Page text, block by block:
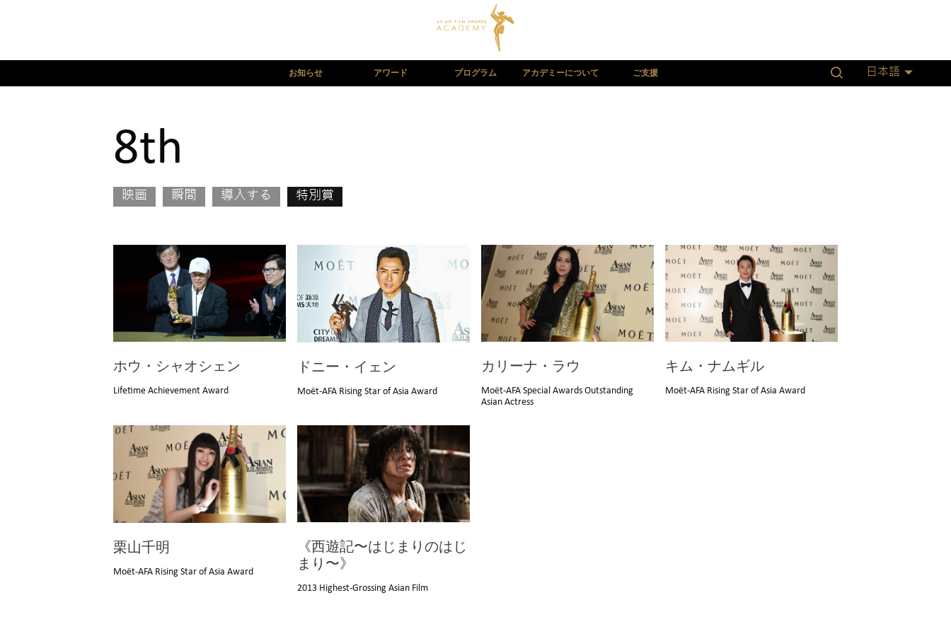
お知らせ アワード プログラム アカデミーについて ご支援 日本語
8th
映画 瞬間 導入する 特別賞
ホウ・シャオシェン
Lifetime Achievement Award
ドニー・イェン
Moët-AFA Rising Star of Asia Award
カリーナ・ラウ
Moët-AFA Special Awards Outstanding
Asian Actress
キム・ナムギル
Moët-AFA Rising Star of Asia Award
栗山千明
Moët-AFA Rising Star of Asia Award
《西遊記〜はじまりのはじ
まり〜》
2013 Highest-Grossing Asian Film